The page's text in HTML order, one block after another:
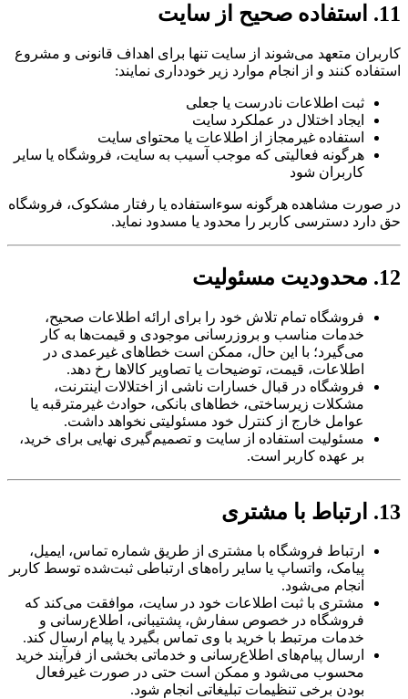
11. استفاده صحیح از سایت
کاربران متعهد می‌شوند از سایت تنها برای اهداف قانونی و مشروع
استفاده کنند و از انجام موارد زیر خودداری نمایند:
ثبت اطلاعات نادرست یا جعلی
ایجاد اختلال در عملکرد سایت
استفاده غیرمجاز از اطلاعات یا محتوای سایت
هرگونه فعالیتی که موجب آسیب به سایت، فروشگاه یا سایر
کاربران شود
در صورت مشاهده هرگونه سوءاستفاده یا رفتار مشکوک، فروشگاه
حق دارد دسترسی کاربر را محدود یا مسدود نماید.
12. محدودیت مسئولیت
فروشگاه تمام تلاش خود را برای ارائه اطلاعات صحیح،
خدمات مناسب و بروزرسانی موجودی و قیمت‌ها به کار
می‌گیرد؛ با این حال، ممکن است خطاهای غیرعمدی در
اطلاعات، قیمت، توضیحات یا تصاویر کالاها رخ دهد.
فروشگاه در قبال خسارات ناشی از اختلالات اینترنت،
مشکلات زیرساختی، خطاهای بانکی، حوادث غیرمترقبه یا
عوامل خارج از کنترل خود مسئولیتی نخواهد داشت.
مسئولیت استفاده از سایت و تصمیم‌گیری نهایی برای خرید،
بر عهده کاربر است.
13. ارتباط با مشتری
ارتباط فروشگاه با مشتری از طریق شماره تماس، ایمیل،
پیامک، واتساپ یا سایر راه‌های ارتباطی ثبت‌شده توسط کاربر
انجام می‌شود.
مشتری با ثبت اطلاعات خود در سایت، موافقت می‌کند که
فروشگاه در خصوص سفارش، پشتیبانی، اطلاع‌رسانی و
خدمات مرتبط با خرید با وی تماس بگیرد یا پیام ارسال کند.
ارسال پیام‌های اطلاع‌رسانی و خدماتی بخشی از فرآیند خرید
محسوب می‌شود و ممکن است حتی در صورت غیرفعال
بودن برخی تنظیمات تبلیغاتی انجام شود.